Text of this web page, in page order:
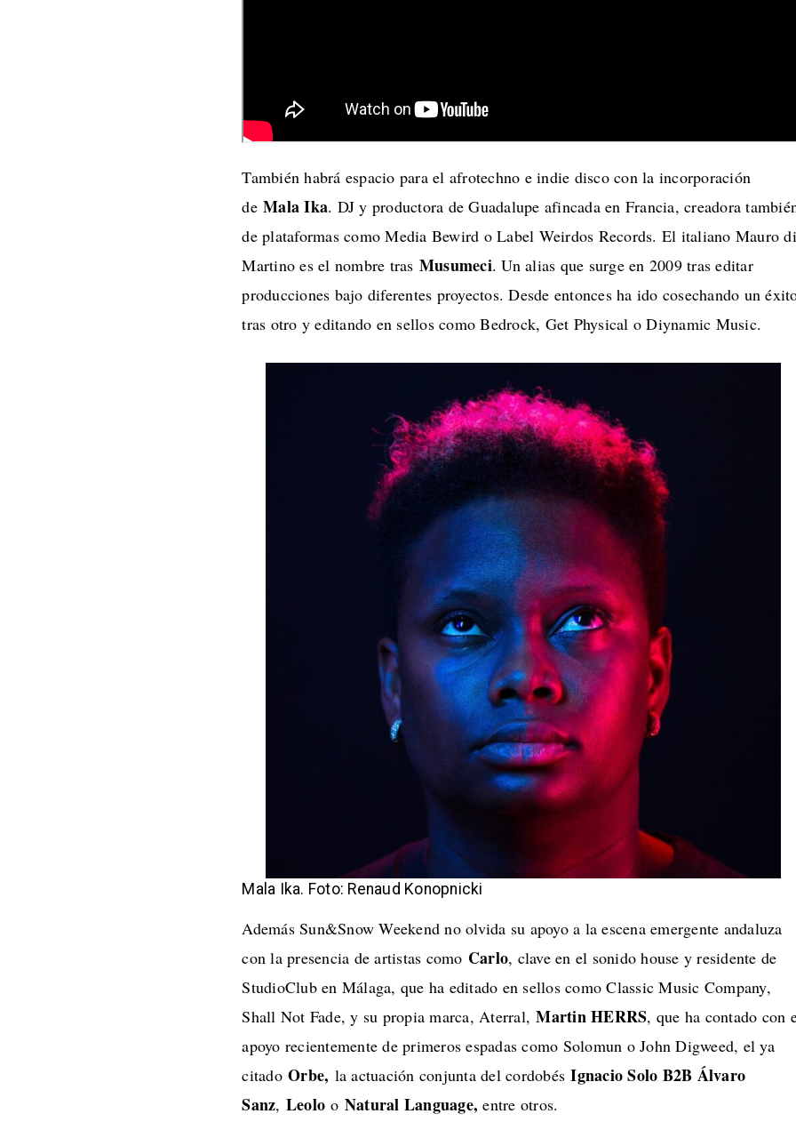
También habrá espacio para el afrotechno e indie disco con la incorporación
deMala Ika. DJ y productora de Guadalupe afincada en Francia, creadora
de plataformas como Media Bewird o Label Weirdos Records. El italiano Mauro di
Martino es el nombre tras Musumeci. Un alias que surge en 2009 tras editar
producciones bajo diferentes proyectos. Desde entonces ha ido cosechando un
tras otro y editando en sellos como Bedrock, Get Physical o Diynamic Music.
Mala Ika. Foto: Renaud Konopnicki
Además Sun&Snow Weekend no olvida su apoyo a la escena emergente andaluza
con la presencia de artistas como Carlo, clave en el sonido house y residente de
StudioClub en Málaga, que ha editado en sellos como Classic Music Company,
Shall Not Fade, y su propia marca, Aterral,Martin HERRS, que ha contado con
apoyo recientemente de primeros espadas como Solomun o John Digweed, el ya
citadoOrbe, la actuación conjunta del cordobésIgnacio Solo B2B Álvaro
Sanz, Leolo o Natural Language,entre otros.